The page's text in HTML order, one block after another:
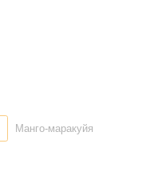
Манго-маракуйя